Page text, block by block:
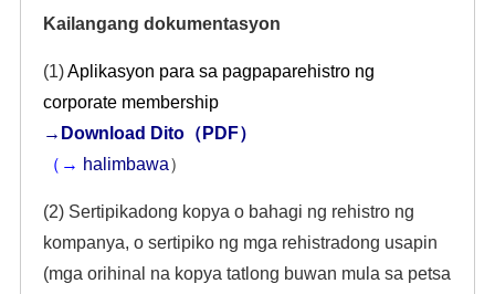
Kailangang dokumentasyon
(1)Aplikasyon para sa pagpaparehistro ng
corporate membership
→ Download Dito（PDF）
（→ halimbawa）
(2) Sertipikadong kopya o bahagi ng rehistro ng
kompanya, o sertipiko ng mga rehistradong usapin
(mga orihinal na kopya tatlong buwan mula sa petsa